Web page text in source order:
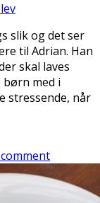
slik og det ser
til Adrian. Han
skal laves
børn med i
stressende, når